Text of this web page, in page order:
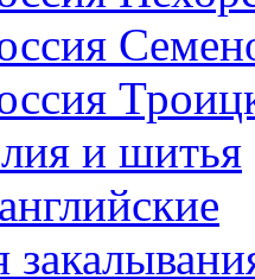
и шитья